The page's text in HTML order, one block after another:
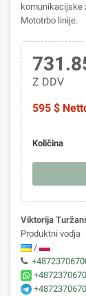
komunikacijske
Mototrbo linije.
Z DDV
595 $
Količina
Viktorija
Produktni vodja
/